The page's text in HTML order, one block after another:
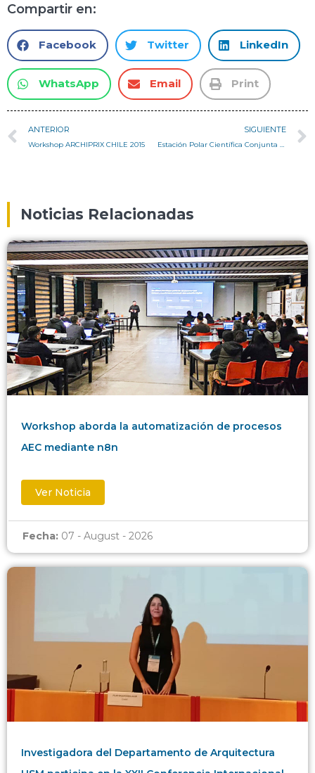
Compartir en:
Facebook Twitter LinkedIn
WhatsApp Email Print
ANTERIOR
Workshop ARCHIPRIX CHILE 2015
SIGUIENTE
Noticias Relacionadas
Workshop aborda la automatización de procesos
AEC mediante n8n
Ver Noticia
Fecha: 07 - August - 2026
Investigadora del Departamento de Arquitectura